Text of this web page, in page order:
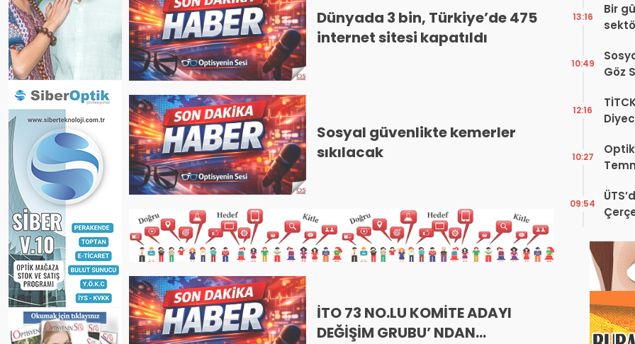
Dünyada 3 bin, Türkiye’de 475
internet sitesi kapatıldı
Sosyal güvenlikte kemerler
sıkılacak
İTO 73 NO.LU KOMİTE ADAYI
DEĞİŞİM GRUBU’ NDAN
Bir
13:16
Göz
10:49
12:16
10:27
09:54